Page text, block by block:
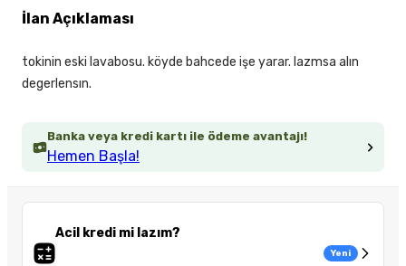
Banka veya kredi kartı ile ödeme avantajı!
Hemen Başla!
Acil kredi mi lazım?
Yeni
İlan Açıklaması
tokinin eski lavabosu. köyde bahcede işe yarar. lazmsa alın
degerlensın.